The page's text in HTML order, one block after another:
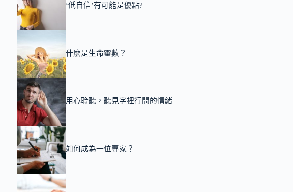
‘低自信’有可能是優點?
什麼是生命靈數？
用心聆聽，聽見字裡行間的情緒
如何成為一位專家？